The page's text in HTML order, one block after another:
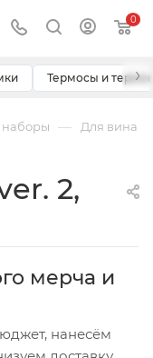
0
Термосы и ›
— Для вина
2,
мерча и
нанесём